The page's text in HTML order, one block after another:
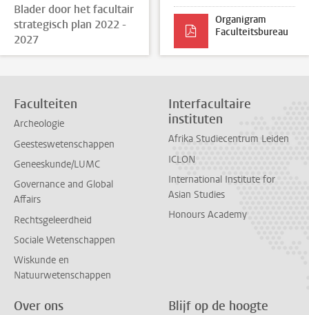
Blader door het facultair
strategisch plan 2022 -
2027
Organigram
Faculteitsbureau
Faculteiten
Archeologie
Geesteswetenschappen
Geneeskunde/LUMC
Governance and Global
Affairs
Rechtsgeleerdheid
Sociale Wetenschappen
Wiskunde en
Natuurwetenschappen
Interfacultaire
instituten
Afrika Studiecentrum Leiden
ICLON
International Institute for
Asian Studies
Honours Academy
Over ons Blijf op de hoogte